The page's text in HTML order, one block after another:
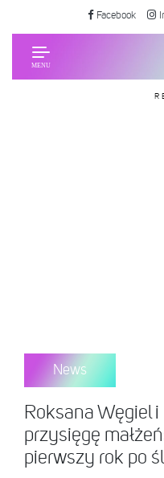
Facebook
News
Roksana Węgiel
przysięgę
pierwszy rok po